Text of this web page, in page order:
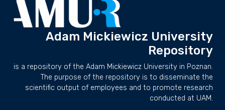
Adam Mickiewicz University
Repository
is a repository of the Adam Mickiewicz University in Poznan.
The purpose of the repository is to disseminate the
scientific output of employees and to promote research
conducted at UAM.